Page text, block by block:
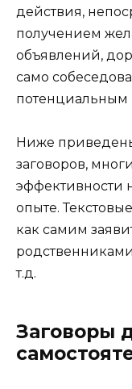
действия,
получением
объявлений,
само
потенциальным
Ниже
заговоров,
эффективности
опыте.
как самим
т.д.
Заговоры